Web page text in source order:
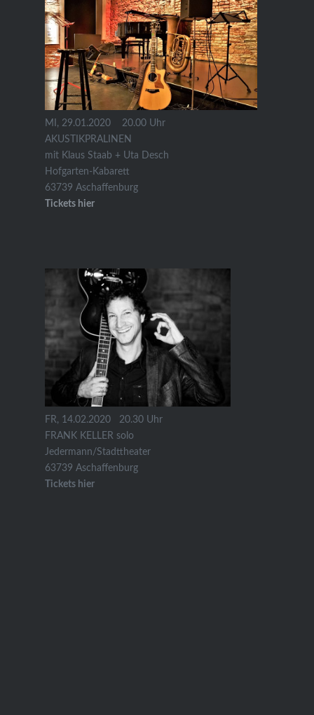
MI, 29.01.2020 20.00 Uhr
AKUSTIKPRALINEN
mit Klaus Staab + Uta Desch
Hofgarten-Kabarett
63739 Aschaffenburg
Tickets hier
FR, 14.02.2020 20.30 Uhr
FRANK KELLER solo
Jedermann/Stadttheater
63739 Aschaffenburg
Tickets hier